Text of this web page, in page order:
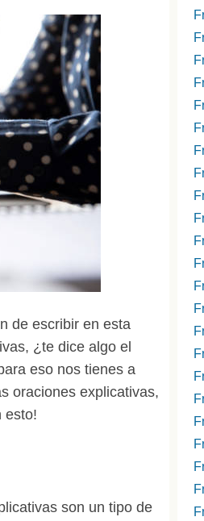
de escribir en esta
¿te dice algo el
eso nos tienes a
oraciones explicativas,
esto!
son un tipo de